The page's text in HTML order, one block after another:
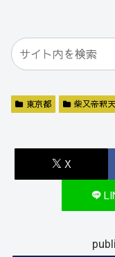
東京都 柴又帝釈
X